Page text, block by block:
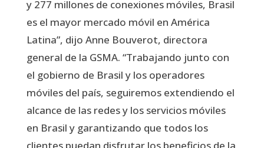
y 277 millones de conexiones móviles, Brasil
es el mayor mercado móvil en América
Latina”, dijo Anne Bouverot, directora
general de la GSMA. “Trabajando junto con
el gobierno de Brasil y los operadores
móviles del país, seguiremos extendiendo el
alcance de las redes y los servicios móviles
en Brasil y garantizando que todos los
clientes puedan disfrutar los beneficios de la